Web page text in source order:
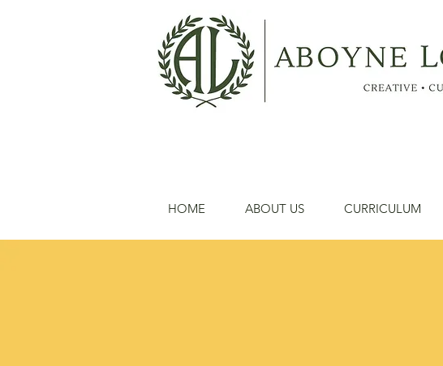
HOME ABOUT US CURRICULUM